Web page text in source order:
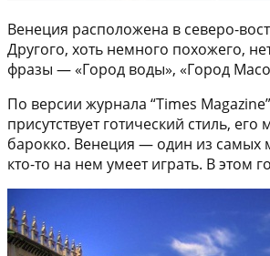
Венеция расположена в северо-
Другого, хоть немного похожего,
фразы — «Город воды», «Город
По версии журнала “Times
присутствует готический стиль,
барокко. Венеция — один из самых
кто-то на нем умеет играть. В этом